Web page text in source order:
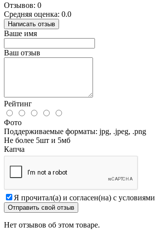
Отзывов: 0
Средняя оценка: 0.0
Написать отзыв
Ваше имя
Ваш отзыв
Рейтинг
Фото
Поддерживаемые форматы: jpg, .jpeg, .png
Не более 5шт и 5мб
Капча
Я прочитал(а) и согласен(на) с условиями
Отправить свой отзыв
Нет отзывов об этом товаре.